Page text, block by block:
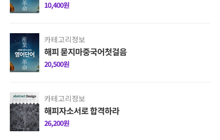
10,400원
카테고리정보
해피 묻지마중국어첫걸음
20,500원
카테고리정보
해피자소서로 합격하라
26,200원